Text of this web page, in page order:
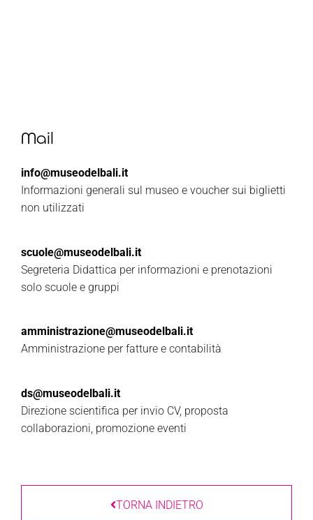
Mail
info@museodelbali.it
Informazioni generali sul museo e voucher sui biglietti
non utilizzati
scuole@museodelbali.it
Segreteria Didattica per informazioni e prenotazioni
solo scuole e gruppi
amministrazione@museodelbali.it
Amministrazione per fatture e contabilità
ds@museodelbali.it
Direzione scientifica per invio CV, proposta
collaborazioni, promozione eventi
TORNA INDIETRO